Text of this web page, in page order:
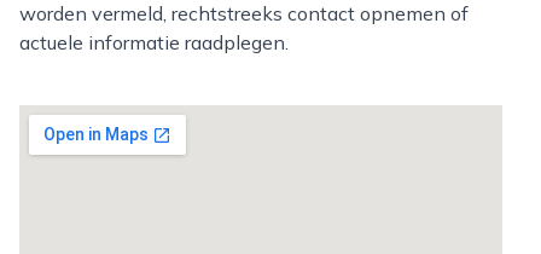
worden vermeld, rechtstreeks contact opnemen of
actuele informatie raadplegen.